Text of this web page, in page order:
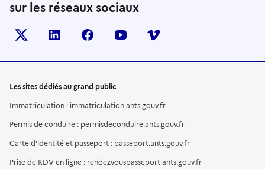
sur les réseaux sociaux
X (anciennement TWITTER)
LINKEDINFACEBOOKYOUTUBEVIMEO
Les sites dédiés au grand public
Immatriculation : immatriculation.ants.gouv.fr
Permis de conduire : permisdeconduire.ants.gouv.fr
Carte d'identité et passeport : passeport.ants.gouv.fr
Prise de RDV en ligne : rendezvouspasseport.ants.gouv.fr